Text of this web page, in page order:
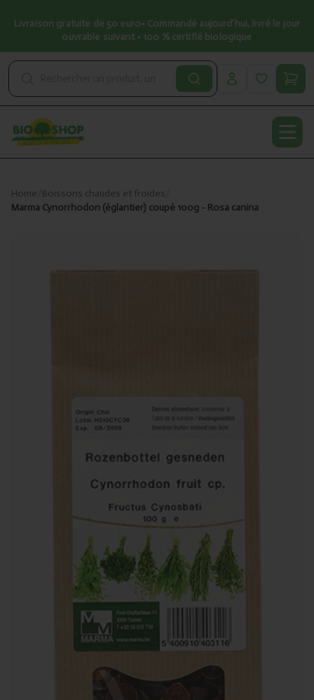
Livraison gratuite de 50 euro• Commandé aujourd’hui, livré le jour
ouvrable suivant • 100 % certifié biologique
Home Boissons chaudes et froides
Marma Cynorrhodon (églantier) coupé 100g - Rosa canina